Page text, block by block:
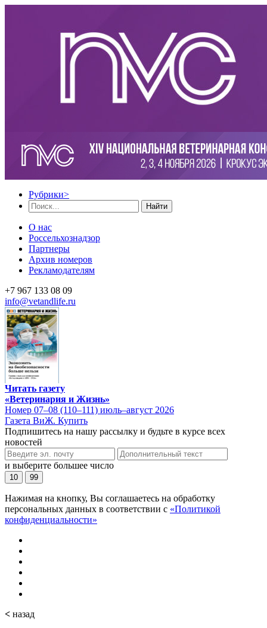
Рубрики>
Найти
О нас
Россельхознадзор
Партнеры
Архив номеров
Рекламодателям
+7 967 133 08 09
info@vetandlife.ru
Читать газету
«Ветеринария и Жизнь»
Номер 07–08 (110–111) июль–август 2026
Газета ВиЖ. Купить
Подпишитесь на нашу рассылку и будьте в курсе всех
новостей
и выберите большее число
10 99
Нажимая на кнопку, Вы соглашаетесь на обработку
персональных данных в соответствии с «Политикой
конфиденциальности»
< назад